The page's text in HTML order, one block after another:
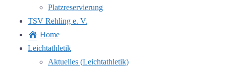
Platzreservierung
TSV Rehling e. V.
Home
Leichtathletik
Aktuelles (Leichtathletik)